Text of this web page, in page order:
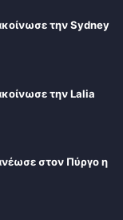
την Sydney
την Lalia
στον Πύργο η